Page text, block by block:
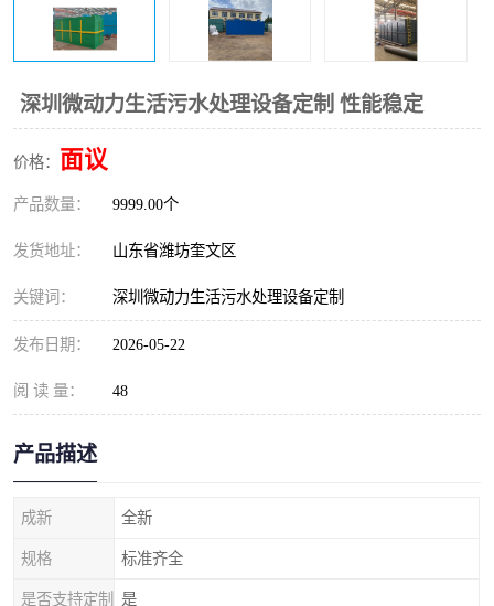
深圳微动力生活污水处理设备定制 性能稳定
价格： 面议
产品数量： 9999.00个
发货地址： 山东省潍坊奎文区
关键词： 深圳微动力生活污水处理设备定制
发布日期： 2026-05-22
阅 读 量： 48
产品描述
成新 全新
规格 标准齐全
是否支持定制 是